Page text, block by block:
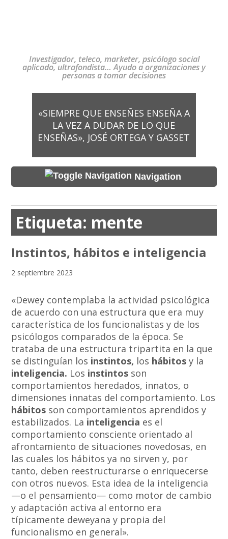
Investigador, teleco, marketer, psicólogo social
aplicado, ultrafondista… Ayudo a organizaciones y
personas a tomar decisiones
«SIEMPRE QUE ENSEÑES ENSEÑA A
LA VEZ A DUDAR DE LO QUE
ENSEÑAS», JOSÉ ORTEGA Y GASSET
Navigation
Etiqueta: mente
Instintos, hábitos e inteligencia
2 septiembre 2023
«Dewey contemplaba la actividad psicológica
de acuerdo con una estructura que era muy
característica de los funcionalistas y de los
psicólogos comparados de la época. Se
trataba de una estructura tripartita en la que
se distinguían los instintos, los hábitos y la
inteligencia. Los instintos son
comportamientos heredados, innatos, o
dimensiones innatas del comportamiento. Los
hábitos son comportamientos aprendidos y
estabilizados. La inteligencia es el
comportamiento consciente orientado al
afrontamiento de situaciones novedosas, en
las cuales los hábitos ya no sirven y, por
tanto, deben reestructurarse o enriquecerse
con otros nuevos. Esta idea de la inteligencia
—o el pensamiento— como motor de cambio
y adaptación activa al entorno era
típicamente deweyana y propia del
funcionalismo en general».